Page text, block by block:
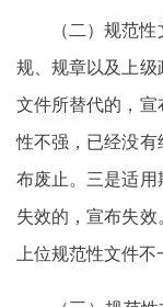
（二）规范
规、规章以及上
文件所替代的，
性不强，已经没
布废止。三是适
失效的，宣布失
上位规范性文件不